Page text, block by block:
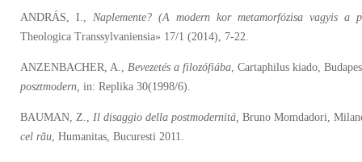
ANDRÁS, I., Naplemente? (A modern kor metamorfózisa vagyis a
Theologica Transsylvaniensia» 17/1 (2014), 7-22.
ANZENBACHER, A., Bevezetés a filozófiába, Cartaphilus kiado,
posztmodern, in: Replika 30(1998/6).
BAUMAN, Z., Il disaggio della postmodernitá, Bruno Momdadori,
cel rău, Humanitas, Bucuresti 2011.